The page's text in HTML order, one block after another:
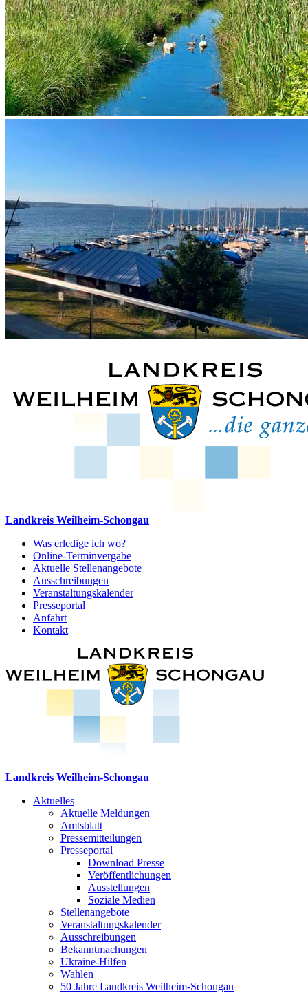
Landkreis Weilheim-Schongau
Was erledige ich wo?
Online-Terminvergabe
Aktuelle Stellenangebote
Ausschreibungen
Veranstaltungskalender
Presseportal
Anfahrt
Kontakt
Landkreis Weilheim-Schongau
Aktuelles
Aktuelle Meldungen
Amtsblatt
Pressemitteilungen
Presseportal
Download Presse
Veröffentlichungen
Ausstellungen
Soziale Medien
Stellenangebote
Veranstaltungskalender
Ausschreibungen
Bekanntmachungen
Ukraine-Hilfen
Wahlen
50 Jahre Landkreis Weilheim-Schongau